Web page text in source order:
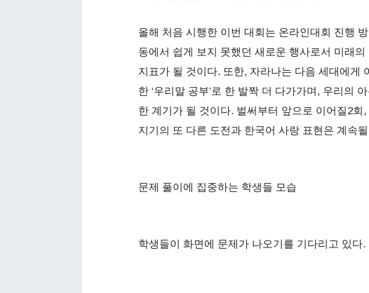
올해 처음 시행한 이번 대회는 온라인대회 진행
동에서 쉽게 보지 못했던 새로운 행사로서 미래
지표가 될 것이다. 또한, 자라나는 다음 세대에게
한 ‘우리말 공부’로 한 발짝 더 다가가며, 우리의
한 계기가 될 것이다. 벌써부터 앞으로 이어질2
지기의 또 다른 도전과 한국어 사랑 표현은 계속
문제 풀이에 집중하는 학생들 모습
학생들이 화면에 문제가 나오기를 기다리고 있다.